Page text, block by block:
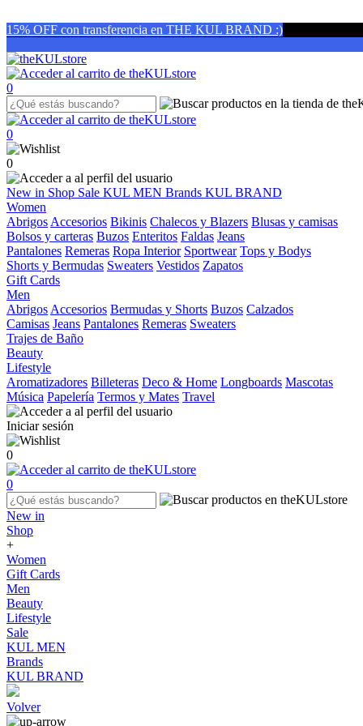
15% OFF con transferencia en THE KUL BRAND :)
0
0
0
New in Shop Sale KUL MEN Brands KUL BRAND
Women
Abrigos Accesorios Bikinis Chalecos y Blazers Blusas y camisas
Bolsos y carteras Buzos Enteritos Faldas Jeans
Pantalones Remeras Ropa Interior Sportwear Tops y Bodys
Shorts y Bermudas Sweaters Vestidos Zapatos
Gift Cards
Men
Abrigos Accesorios Bermudas y Shorts Buzos Calzados
Camisas Jeans Pantalones Remeras Sweaters
Trajes de Baño
Beauty
Lifestyle
Aromatizadores Billeteras Deco & Home Longboards Mascotas
Música Papelería Termos y Mates Travel
Iniciar sesión
0
0
New in
Shop
+
Women
Gift Cards
Men
Beauty
Lifestyle
Sale
KUL MEN
Brands
KUL BRAND
Volver